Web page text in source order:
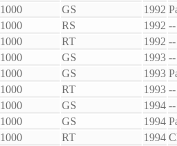
1000 GS 1992
1000 RS 1992 --
1000 RT 1992 --
1000 GS 1993 --
1000 GS 1993
1000 RT 1993 --
1000 GS 1994 --
1000 GS 1994
1000 RT 1994